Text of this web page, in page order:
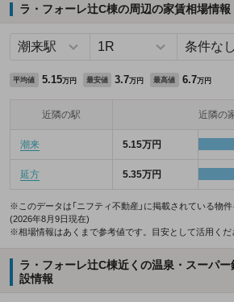
ラ・フォーレ辻C棟の周辺の家賃相場情報
平均値 5.15万円 最安値 3.7万円 最高値 6.7万円
近隣の駅 近隣の
潮来 5.15万円
延方 5.35万円
※このデータは「ニフティ不動産」に掲載されている物
(2026年8月9日現在)
※相場情報はあくまで参考値です。目安として活用くだ
ラ・フォーレ辻C棟近くの温泉・スーパ
設情報